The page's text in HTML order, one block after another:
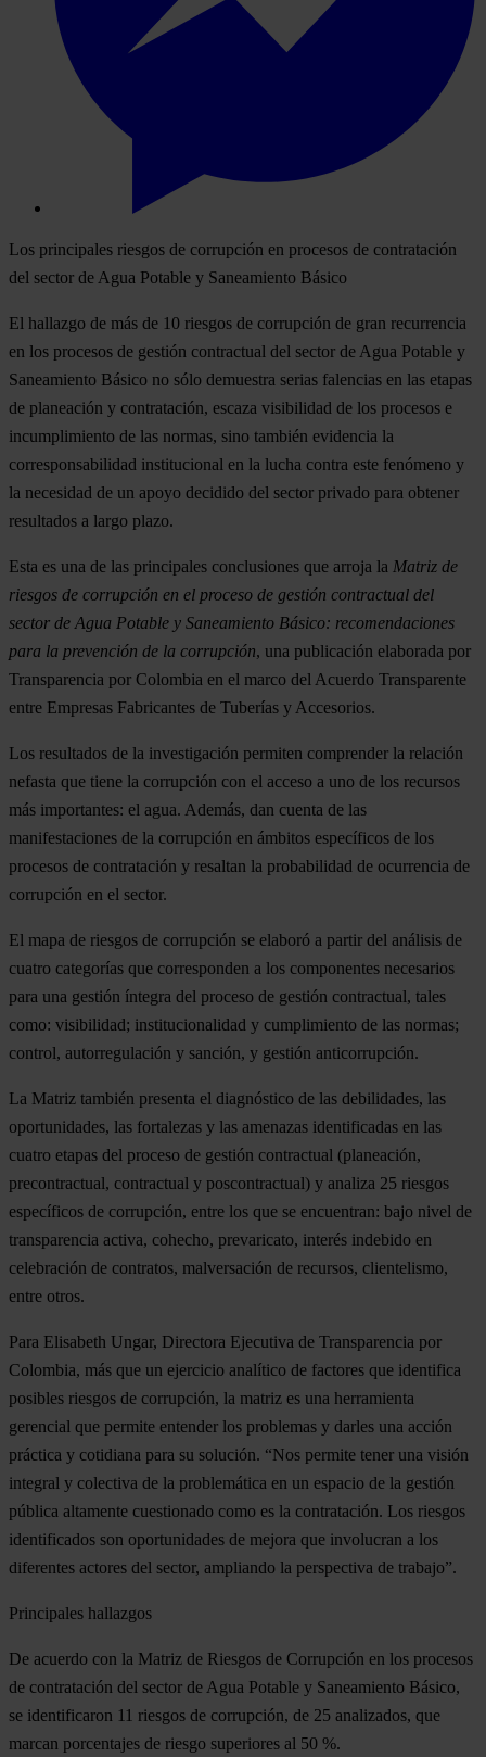
Los principales riesgos de corrupción en procesos de contratación
del sector de Agua Potable y Saneamiento Básico
El hallazgo de más de 10 riesgos de corrupción de gran recurrencia
en los procesos de gestión contractual del sector de Agua Potable y
Saneamiento Básico no sólo demuestra serias falencias en las etapas
de planeación y contratación, escaza visibilidad de los procesos e
incumplimiento de las normas, sino también evidencia la
corresponsabilidad institucional en la lucha contra este fenómeno y
la necesidad de un apoyo decidido del sector privado para obtener
resultados a largo plazo.
Esta es una de las principales conclusiones que arroja la Matriz de
riesgos de corrupción en el proceso de gestión contractual del
sector de Agua Potable y Saneamiento Básico: recomendaciones
para la prevención de la corrupción, una publicación elaborada por
Transparencia por Colombia en el marco del Acuerdo Transparente
entre Empresas Fabricantes de Tuberías y Accesorios.
Los resultados de la investigación permiten comprender la relación
nefasta que tiene la corrupción con el acceso a uno de los recursos
más importantes: el agua. Además, dan cuenta de las
manifestaciones de la corrupción en ámbitos específicos de los
procesos de contratación y resaltan la probabilidad de ocurrencia de
corrupción en el sector.
El mapa de riesgos de corrupción se elaboró a partir del análisis de
cuatro categorías que corresponden a los componentes necesarios
para una gestión íntegra del proceso de gestión contractual, tales
como: visibilidad; institucionalidad y cumplimiento de las normas;
control, autorregulación y sanción, y gestión anticorrupción.
La Matriz también presenta el diagnóstico de las debilidades, las
oportunidades, las fortalezas y las amenazas identificadas en las
cuatro etapas del proceso de gestión contractual (planeación,
precontractual, contractual y poscontractual) y analiza 25 riesgos
específicos de corrupción, entre los que se encuentran: bajo nivel de
transparencia activa, cohecho, prevaricato, interés indebido en
celebración de contratos, malversación de recursos, clientelismo,
entre otros.
Para Elisabeth Ungar, Directora Ejecutiva de Transparencia por
Colombia, más que un ejercicio analítico de factores que identifica
posibles riesgos de corrupción, la matriz es una herramienta
gerencial que permite entender los problemas y darles una acción
práctica y cotidiana para su solución. “Nos permite tener una visión
integral y colectiva de la problemática en un espacio de la gestión
pública altamente cuestionado como es la contratación. Los riesgos
identificados son oportunidades de mejora que involucran a los
diferentes actores del sector, ampliando la perspectiva de trabajo”.
Principales hallazgos
De acuerdo con la Matriz de Riesgos de Corrupción en los procesos
de contratación del sector de Agua Potable y Saneamiento Básico,
se identificaron 11 riesgos de corrupción, de 25 analizados, que
marcan porcentajes de riesgo superiores al 50 %.